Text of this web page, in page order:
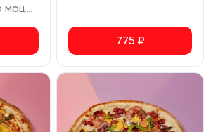
Белый соус, сыр моцарелла, свиной окорок, ветчина, шампиньоны, томаты черри, руккола, орегано
775 ₽